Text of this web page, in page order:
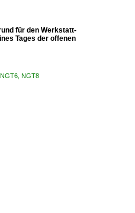
für den Werkstatt-
Tages der offenen
NGT8